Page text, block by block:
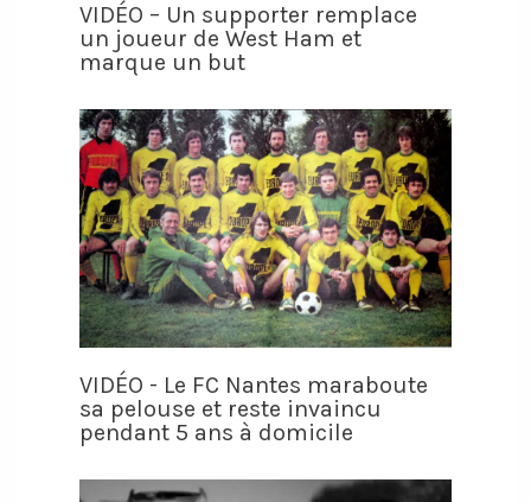
VIDÉO – Un supporter remplace
un joueur de West Ham et
marque un but
VIDÉO - Le FC Nantes maraboute
sa pelouse et reste invaincu
pendant 5 ans à domicile